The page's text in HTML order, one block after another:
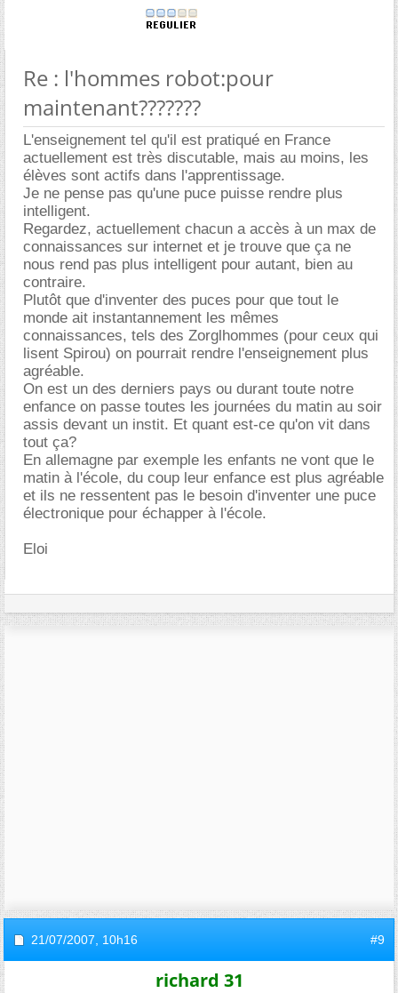
Re : l'hommes robot:pour
maintenant???????
L'enseignement tel qu'il est pratiqué en France
actuellement est très discutable, mais au moins, les
élèves sont actifs dans l'apprentissage.
Je ne pense pas qu'une puce puisse rendre plus
intelligent.
Regardez, actuellement chacun a accès à un max de
connaissances sur internet et je trouve que ça ne
nous rend pas plus intelligent pour autant, bien au
contraire.
Plutôt que d'inventer des puces pour que tout le
monde ait instantannement les mêmes
connaissances, tels des Zorglhommes (pour ceux qui
lisent Spirou) on pourrait rendre l'enseignement plus
agréable.
On est un des derniers pays ou durant toute notre
enfance on passe toutes les journées du matin au soir
assis devant un instit. Et quant est-ce qu'on vit dans
tout ça?
En allemagne par exemple les enfants ne vont que le
matin à l'école, du coup leur enfance est plus agréable
et ils ne ressentent pas le besoin d'inventer une puce
électronique pour échapper à l'école.
Eloi
21/07/2007, 10h16 #9
richard 31